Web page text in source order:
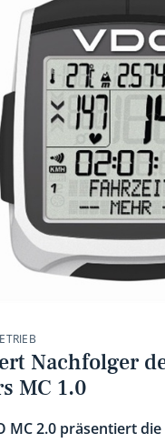
Nachfolger
MC 1.0
MC 2.0 präsentiert